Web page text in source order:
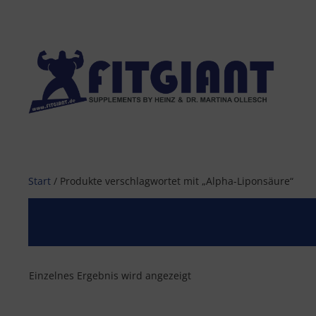
Start / Produkte verschlagwortet mit „Alpha-Liponsäure“
Einzelnes Ergebnis wird angezeigt